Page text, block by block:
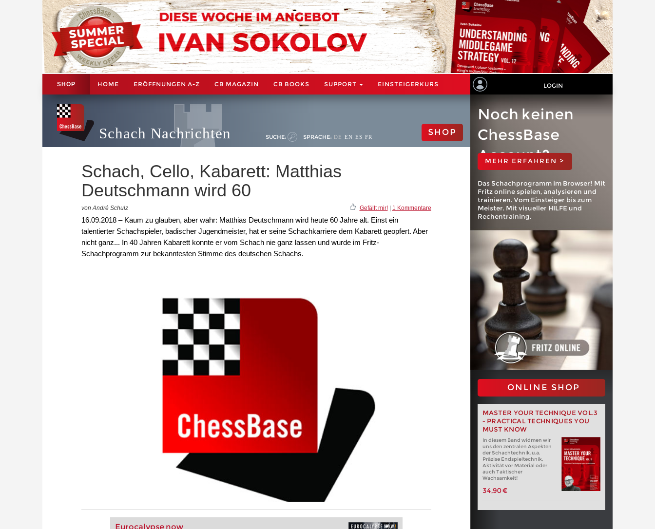
SHOP HOME ERÖFFNUNGEN A-Z CB MAGAZIN CB BOOKS SUPPORT EINSTEIGERKURS LOGIN
Schach Nachrichten SUCHE: SPRACHE: DE EN ES FR SHOP
Schach, Cello, Kabarett: Matthias
Deutschmann wird 60
von André Schulz Gefällt mir!| 1 Kommentare
16.09.2018 – Kaum zu glauben, aber wahr: Matthias Deutschmann wird heute 60 Jahre alt. Einst ein
talentierter Schachspieler, badischer Jugendmeister, hat er seine Schachkarriere dem Kabarett geopfert. Aber
nicht ganz... In 40 Jahren Kabarett konnte er vom Schach nie ganz lassen und wurde im Fritz-
Schachprogramm zur bekanntesten Stimme des deutschen Schachs.
Eurocalypse now
Noch keinen
ChessBase
Account?
MEHR ERFAHREN >
Das Schachprogramm im Browser! Mit
Fritz online spielen, analysieren und
trainieren. Vom Einsteiger bis zum
Meister. Mit visueller HILFE und
Rechentraining.
ONLINE SHOP
MASTER YOUR TECHNIQUE VOL.3
- PRACTICAL TECHNIQUES YOU
MUST KNOW
In diesem Band widmen wir
uns den zentralen Aspekten
der Schachtechnik. u.a.
Präzise Endspieltechnik,
Aktivität vor Material oder
auch Taktischer
Wachsamkeit!
34,90 €